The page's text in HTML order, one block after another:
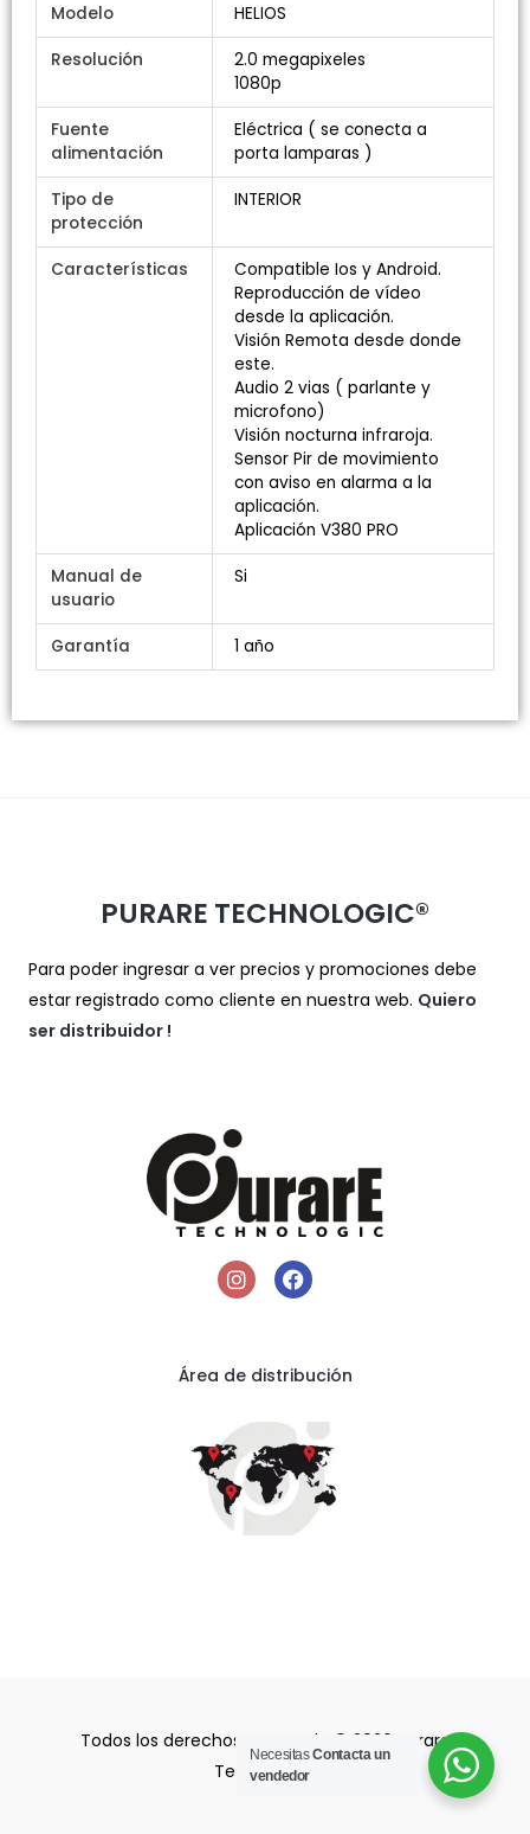
Modelo HELIOS
Resolución
2.0 megapixeles
1080p
Fuente
alimentación
Eléctrica ( se conecta a
porta lamparas )
Tipo de
protección
INTERIOR
Características
Compatible Ios y Android.
Reproducción de vídeo
desde la aplicación.
Visión Remota desde donde
este.
Audio 2 vias ( parlante y
microfono)
Visión nocturna infraroja.
Sensor Pir de movimiento
con aviso en alarma a la
aplicación.
Aplicación V380 PRO
Manual de
usuario
Si
Garantía 1 año
PURARE TECHNOLOGIC®
Para poder ingresar a ver precios y promociones debe
estar registrado como cliente en nuestra web. Quiero
ser distribuidor !
I
n
s
r
m
F
a
c
o
o
Área de distribución
Todos los derechos reservado © 2026 Purare
Technologic
NecesitasContacta un
vendedor